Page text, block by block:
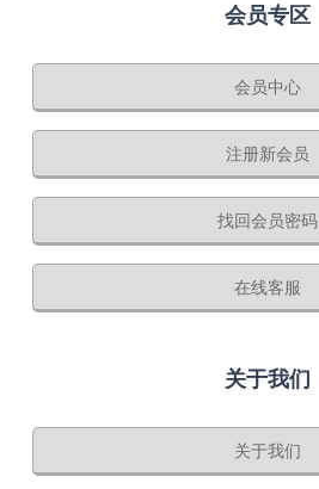
会员专区
会员中心
注册新会员
找回会员密码
在线客服
关于我们
关于我们